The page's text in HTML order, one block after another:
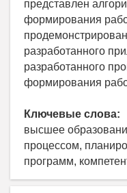
представлен
формирования
разработанного
разработанного
формирования
Ключевые слова:
высшее
процессом,
программ,